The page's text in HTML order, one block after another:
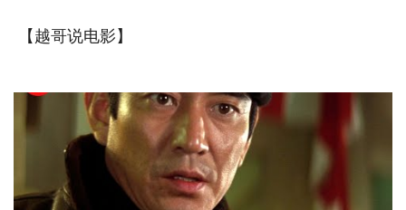
【越哥说电影】